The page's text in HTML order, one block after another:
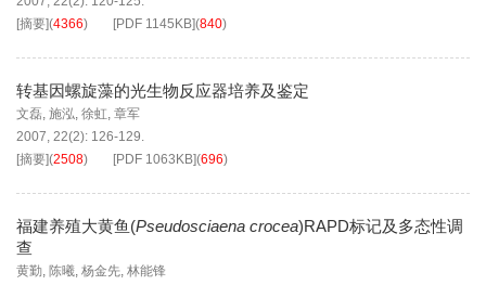
[摘要](4366) [PDF 1145KB](840)
转基因螺旋藻的光生物反应器培养及鉴定
文磊, 施泓, 徐虹, 章军
2007, 22(2): 126-129.
[摘要](2508) [PDF 1063KB](696)
福建养殖大黄鱼(Pseudosciaena crocea)RAPD标记及多态性调
查
黄勤, 陈曦, 杨金先, 林能锋